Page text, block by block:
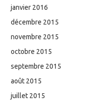
janvier 2016
décembre 2015
novembre 2015
octobre 2015
septembre 2015
août 2015
juillet 2015